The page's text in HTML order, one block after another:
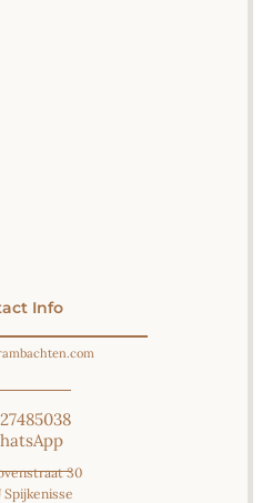
Info
30
Spijkenisse